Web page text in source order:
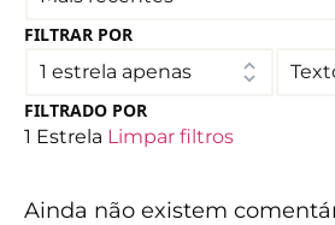
FILTRAR POR
FILTRADO POR
1 Estrela Limpar filtros
Ainda não existem